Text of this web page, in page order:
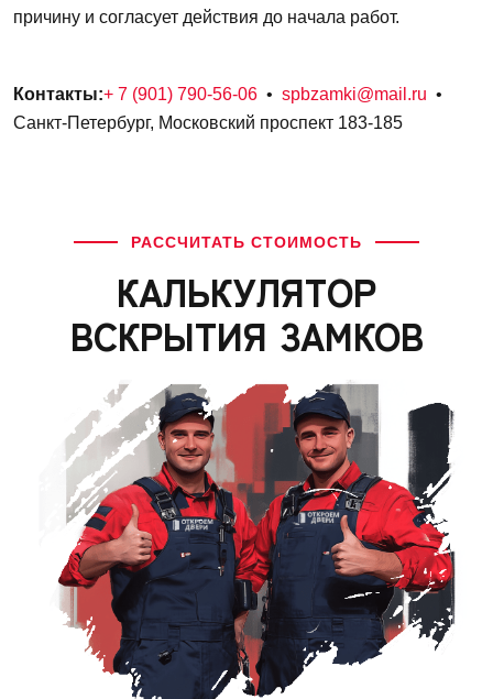
причину и согласует действия до начала работ.
Контакты:+ 7 (901) 790-56-06 • spbzamki@mail.ru •
Санкт-Петербург, Московский проспект 183-185
РАССЧИТАТЬ СТОИМОСТЬ
КАЛЬКУЛЯТОР
ВСКРЫТИЯ ЗАМКОВ